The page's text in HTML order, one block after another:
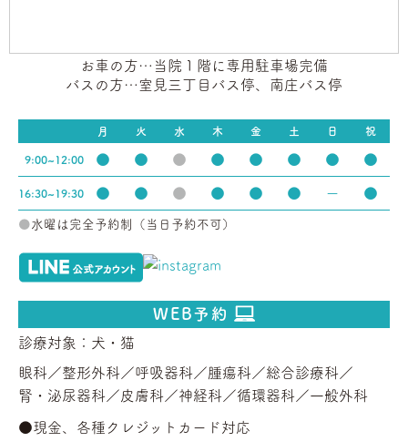
お車の方…当院１階に専用駐車場完備
バスの方…室見三丁目バス停、南庄バス停
月 火 水 木 金 土 日 祝
9:00~12:00 ● ● ● ● ● ● ● ●
16:30~19:30 ● ● ● ● ● ● ー ●
●水曜は完全予約制（当日予約不可）
WEB予約
診療対象：犬・猫
眼科／整形外科／呼吸器科／腫瘍科／総合診療科／
腎・泌尿器科／皮膚科／神経科／循環器科／一般外科
●現金、各種クレジットカード対応